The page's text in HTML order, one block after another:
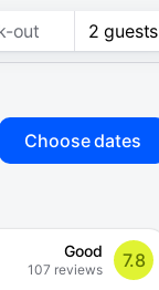
out 2 guests
Choose dates
Good
107 reviews 7.8